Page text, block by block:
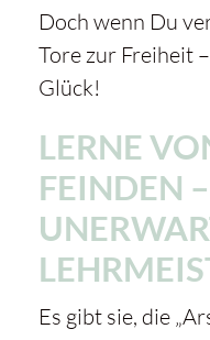
Doch wenn Du
Tore zur Freiheit
Glück!
LERNE
FEINDEN
Es gibt sie, die